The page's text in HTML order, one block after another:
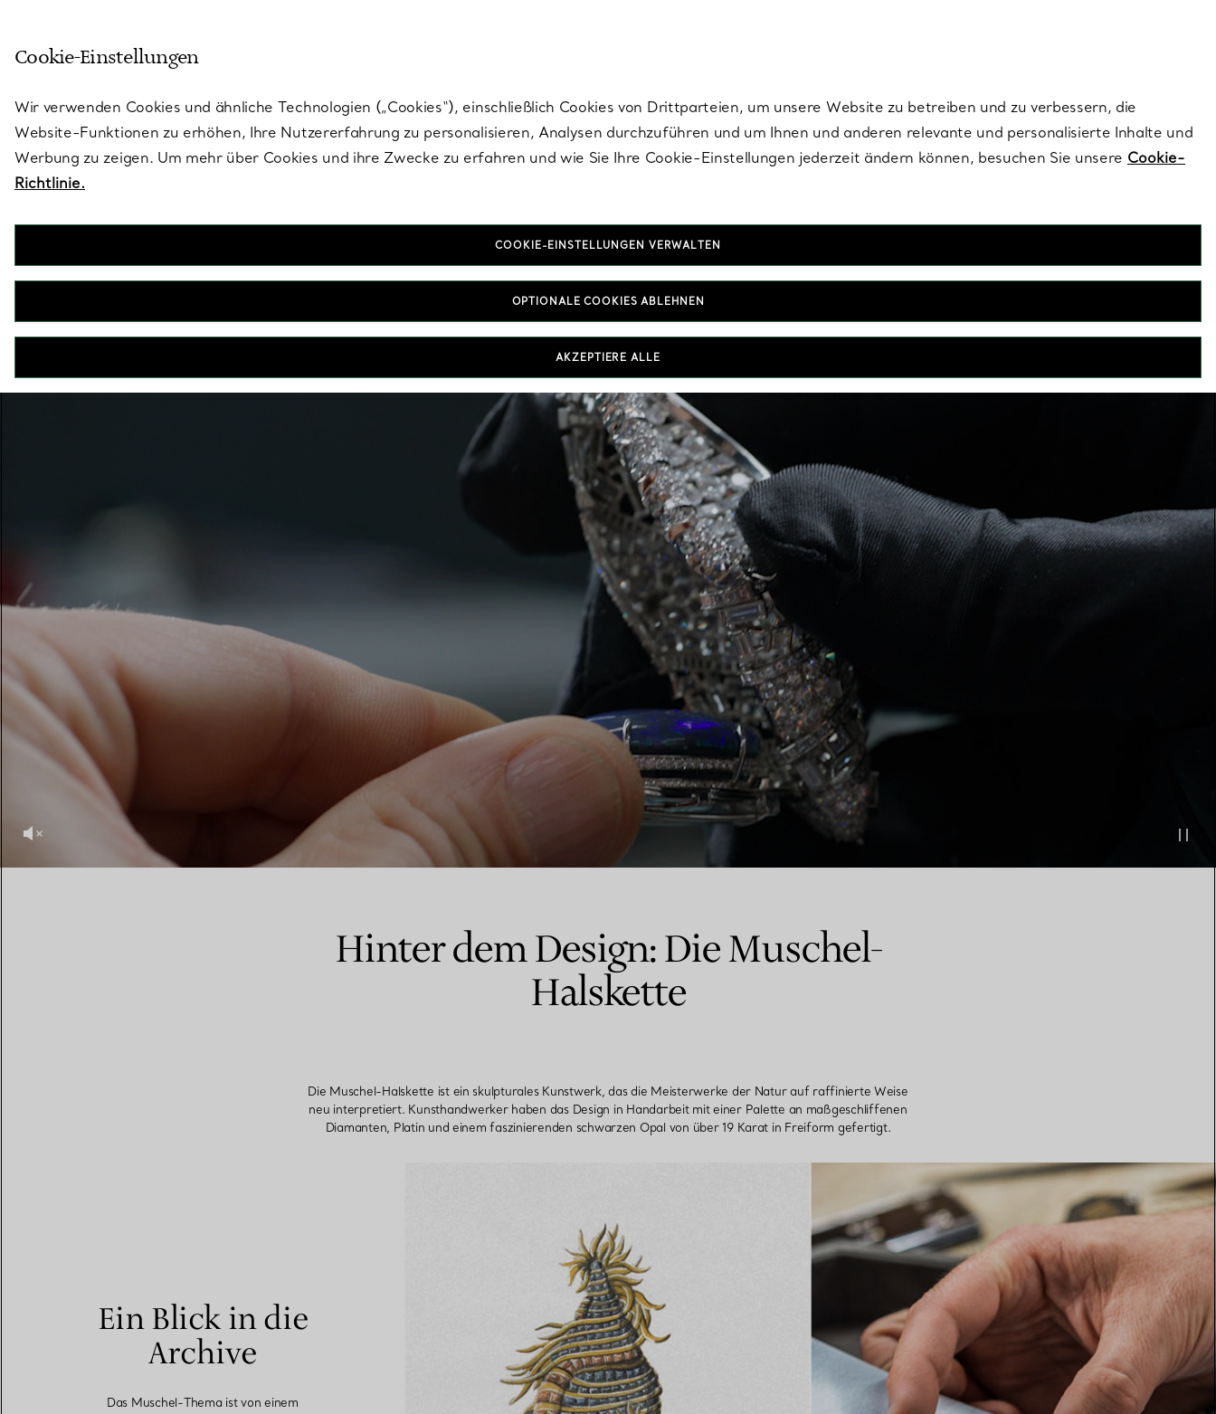
Partnerringe Eternity Ringe
mit einem Tiffany-Diamantenexperten.
Hinter dem Design: Die Muschel-
Halskette
Die Muschel-Halskette ist ein skulpturales Kunstwerk, das die Meisterwerke der Natur auf raffinierte Weise
neu interpretiert. Kunsthandwerker haben das Design in Handarbeit mit einer Palette an maßgeschliffenen
Diamanten, Platin und einem faszinierenden schwarzen Opal von über 19 Karat in Freiform gefertigt.
Ein Blick in die
Archive
Das Muschel-Thema ist von einem
Cookie-Einstellungen
Wir verwenden Cookies und ähnliche Technologien („Cookies“), einschließlich Cookies von Drittparteien, um unsere Website zu betreiben und zu verbessern, die
Website-Funktionen zu erhöhen, Ihre Nutzererfahrung zu personalisieren, Analysen durchzuführen und um Ihnen und anderen relevante und personalisierte Inhalte und
Werbung zu zeigen. Um mehr über Cookies und ihre Zwecke zu erfahren und wie Sie Ihre Cookie-Einstellungen jederzeit ändern können, besuchen Sie unsere Cookie-
Richtlinie.
COOKIE-EINSTELLUNGEN VERWALTEN
OPTIONALE COOKIES ABLEHNEN
AKZEPTIERE ALLE